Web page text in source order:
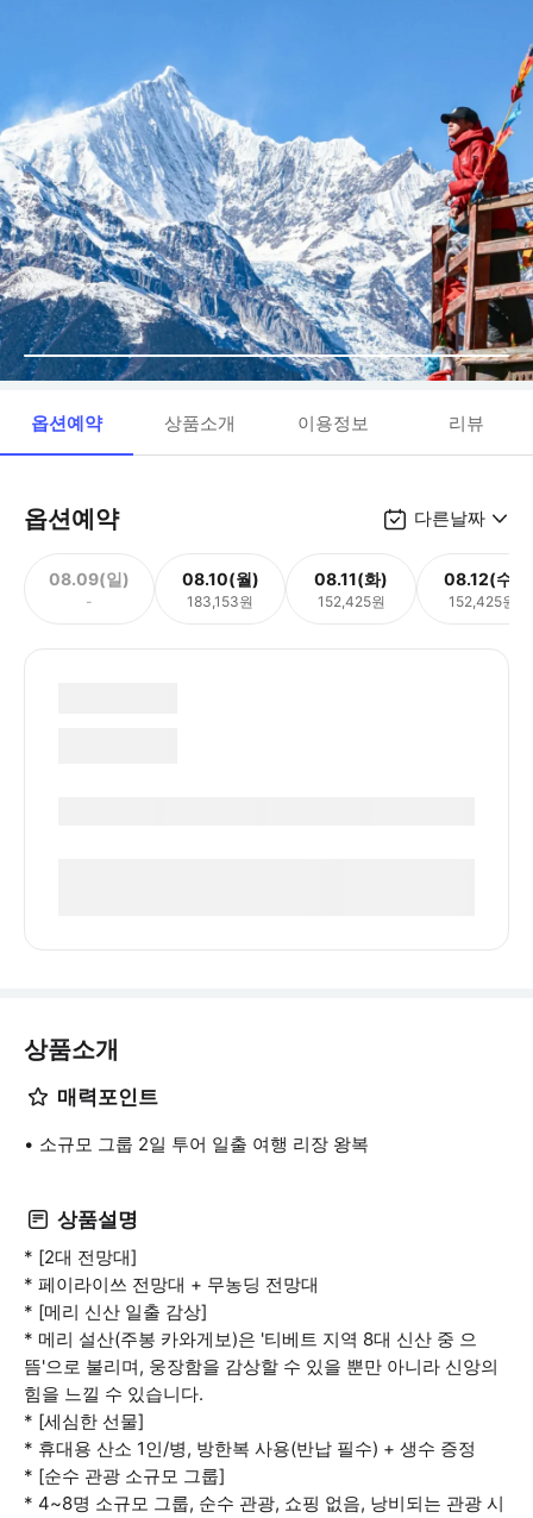
옵션예약 상품소개 이용정보 리뷰
옵션예약 다른날짜
08.09(일)
-
08.10(월)
183,153원
08.11(화)
152,425원
08.12(수)
152,425원
상품소개
매력포인트
소규모 그룹 2일 투어 일출 여행 리장 왕복
상품설명
* [2대 전망대]
* 페이라이쓰 전망대 + 무농딩 전망대
* [메리 신산 일출 감상]
* 메리 설산(주봉 카와게보)은 '티베트 지역 8대 신산 중 으
뜸'으로 불리며, 웅장함을 감상할 수 있을 뿐만 아니라 신앙의
힘을 느낄 수 있습니다.
* [세심한 선물]
* 휴대용 산소 1인/병, 방한복 사용(반납 필수) + 생수 증정
* [순수 관광 소규모 그룹]
* 4~8명 소규모 그룹, 순수 관광, 쇼핑 없음, 낭비되는 관광 시